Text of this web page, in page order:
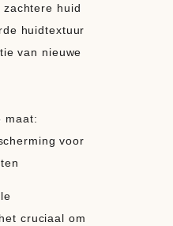
huid
huidtextuur
van nieuwe
maat:
voor
cruciaal om